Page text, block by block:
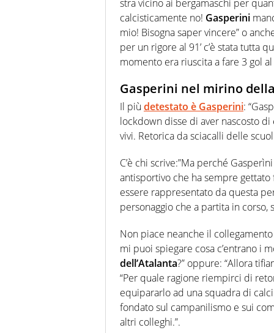
stra vicino ai bergamaschi per
calcisticamente no! Gasperini
mio! Bisogna saper vincere” o
per un rigore al 91’ c’è stata tutta
momento era riuscita a fare 3 gol
Gasperini nel mirino
Il più detestato è Gasperini:
lockdown disse di aver nascosto
vivi. Retorica da sciacalli delle
C’è chi scrive:”Ma perché
antisportivo che ha sempre gettato
essere rappresentato da questa
personaggio che a partita in
Non piace neanche il
mi puoi spiegare cosa c’entrano i
dell’Atalanta?” oppure: “Allora
“Per quale ragione riempirci di
equipararlo ad una squadra di
fondato sul campanilismo e sui
altri colleghi.”.